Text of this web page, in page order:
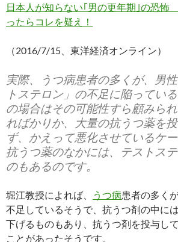
日本人が知らない｢男の更年期｣の恐怖
ったらコレを疑え！
（2016/7/15、東洋経済オンライン）
実際、うつ病患者の多くが、男
トステロン」の不足に陥ってい
の場合はその可能性すら顧みら
ればかりか、大量の抗うつ薬を
ず、かえって悪化させているケー
抗うつ薬のなかには、テストス
のもあるのです。
堀江教授によれば、 うつ病患者の多く
不足しているそうで、抗うつ剤の中に
下げるものもあり、抗うつ剤を投与し
ことがあったそうです。